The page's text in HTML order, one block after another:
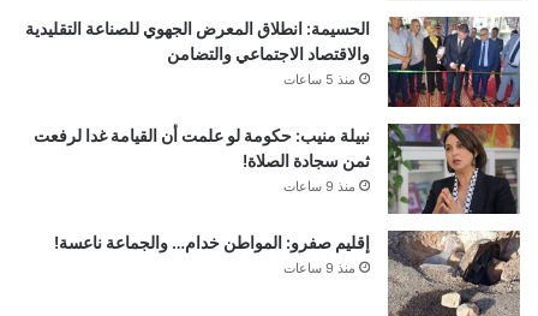
الحسيمة: انطلاق المعرض الجهوي للصناعة التقليدية
والاقتصاد الاجتماعي والتضامن
منذ 5 ساعات
نبيلة منيب: حكومة لو علمت أن القيامة غدا لرفعت
ثمن سجادة الصلاة!
منذ 9 ساعات
إقليم صفرو: المواطن خدام… والجماعة ناعسة!
منذ 9 ساعات